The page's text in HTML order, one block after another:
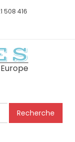
508 416
Recherche